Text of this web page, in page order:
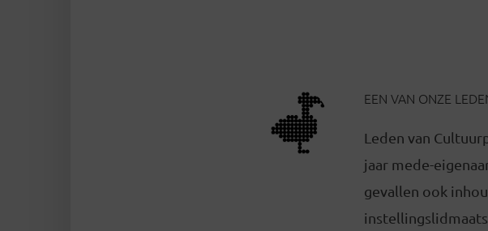
EEN VAN ONZE
Leden van
jaar mede-
gevallen ook